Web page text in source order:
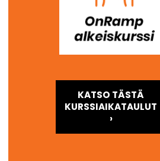
KATSO TÄSTÄ
KURSSIAIKATAULUT
›